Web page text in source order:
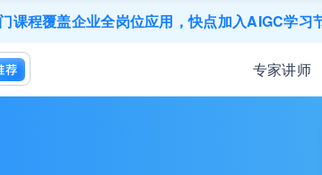
课程覆盖企业全岗位应用，快点加入AIGC学习
记自己也要成长提升？90天免费学习期限只为
国家才合适？国别文化与扶持政策均在这里能找
跟不上发展？8000门课程解决成长型企业所有
：深度解读AI在不同职业场景下的业务赋能
：助你成功入行AI岗位，🚀成为行业AI人才！
部AI岗位能力认证 · 全国合伙人招募！
专家讲师